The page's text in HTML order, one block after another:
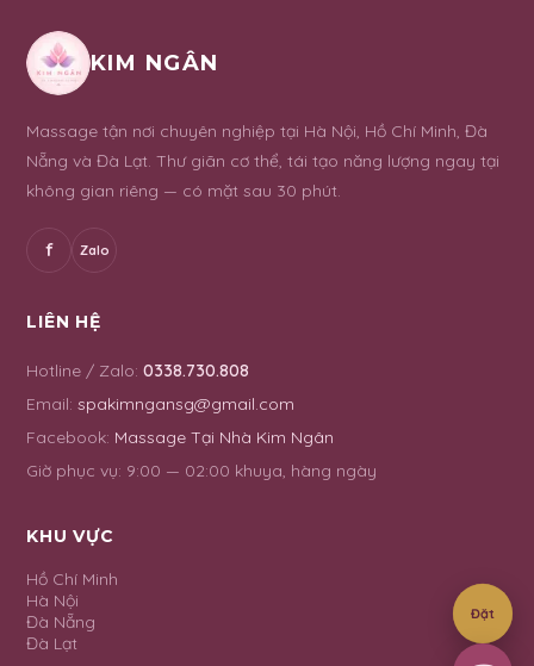
KIM NGÂN
Massage tận nơi chuyên nghiệp tại Hà Nội, Hồ Chí Minh, Đà
Nẵng và Đà Lạt. Thư giãn cơ thể, tái tạo năng lượng ngay tại
không gian riêng — có mặt sau 30 phút.
f Zalo
LIÊN HỆ
Hotline / Zalo: 0338.730.808
Email: spakimngansg@gmail.com
Facebook: Massage Tại Nhà Kim Ngân
Giờ phục vụ: 9:00 — 02:00 khuya, hàng ngày
KHU VỰC
Hồ Chí Minh
Hà Nội
Đà Nẵng
Đà Lạt
Đặt